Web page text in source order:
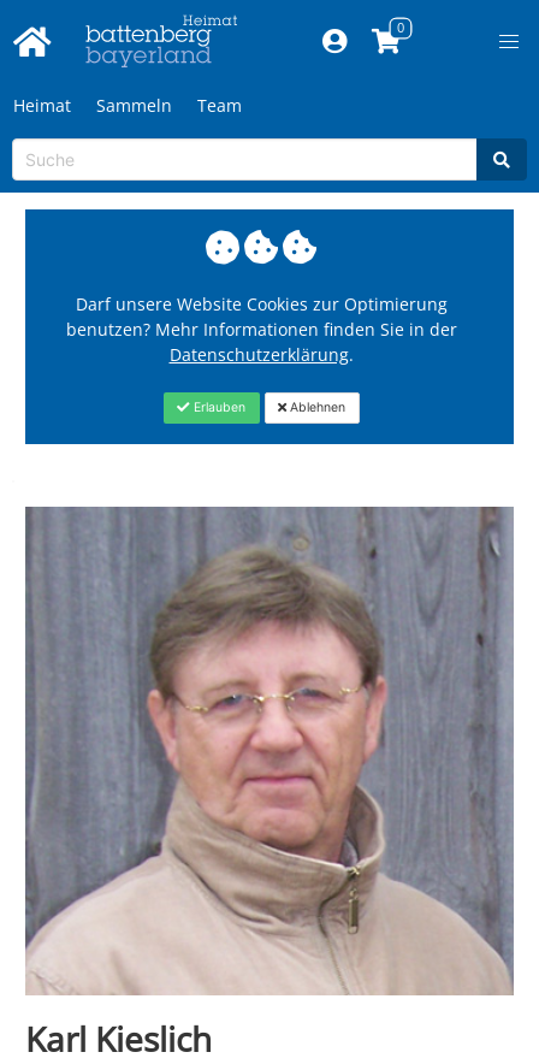
Heimat Sammeln Team
Darf unsere Website Cookies zur Optimierung
benutzen? Mehr Informationen finden Sie in der
Datenschutzerklärung.
Erlauben Ablehnen
Karl Kieslich